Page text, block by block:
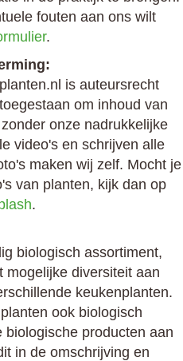
fouten aan ons wilt
.
is auteursrecht
om inhoud van
onze nadrukkelijke
video's en schrijven alle
maken wij zelf. Mocht je
van planten, kijk dan op
.
biologisch assortiment,
mogelijke diversiteit aan
keukenplanten.
ook biologisch
producten aan
in de omschrijving en